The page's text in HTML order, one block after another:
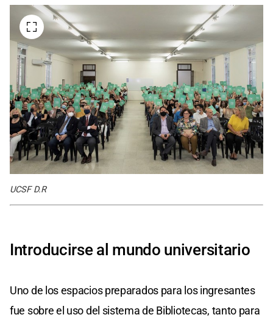
UCSF D.R
Introducirse al mundo universitario
Uno de los espacios preparados para los ingresantes
fue sobre el uso del sistema de Bibliotecas, tanto para